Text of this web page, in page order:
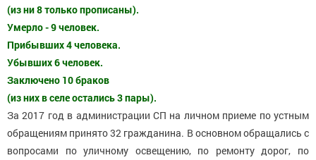
(из ни 8 только прописаны).
Умерло - 9 человек.
Прибывших 4 человека.
Убывших 6 человек.
Заключено 10 браков
(из них в селе остались 3 пары).
За 2017 год в администрации СП на личном приеме по устным
обращениям принято 32 гражданина. В основном обращались с
вопросами по уличному освещению, по ремонту дорог, по